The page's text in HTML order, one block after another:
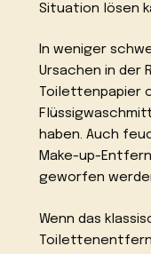
Situation lösen
In weniger
Ursachen in der
Toilettenpapier
haben. Auch
Make-up-
geworfen
Wenn das